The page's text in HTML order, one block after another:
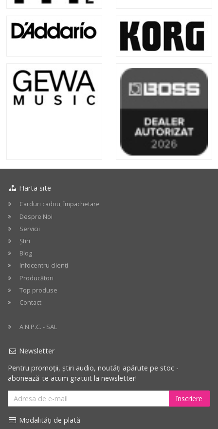
Harta site
Carduri cadou, împachetare
Despre Noi
Servicii
Știri
Blog
Infocentru clienți
Producători
Top produse
Contact
A.N.P.C. - SAL
Newsletter
Pentru promoții, știri audio, noutăți apărute pe stoc -
abonează-te acum gratuit la newsletter!
înscriere
Modalități de plată